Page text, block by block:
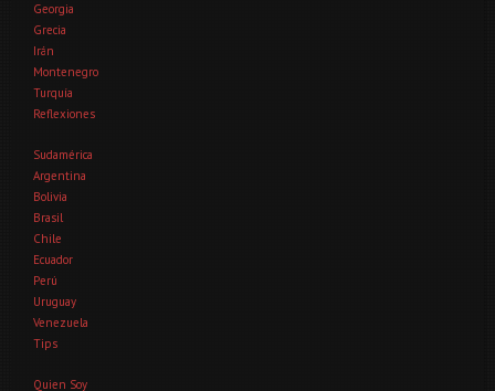
Georgia
Grecia
Irán
Montenegro
Turquía
Reflexiones
Sudamérica
Argentina
Bolivia
Brasil
Chile
Ecuador
Perú
Uruguay
Venezuela
Tips
Quien Soy